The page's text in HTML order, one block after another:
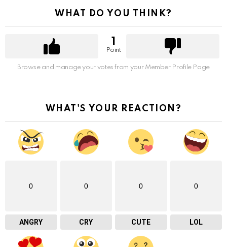
WHAT DO YOU THINK?
Point
Browse and manage your votes from your Member Profile Page
WHAT'S YOUR REACTION?
0
ANGRY
0
CRY
0
CUTE
0
LOL